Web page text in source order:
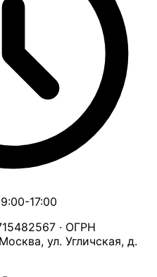
17:00
· ОГРН
ул. Угличская, д.